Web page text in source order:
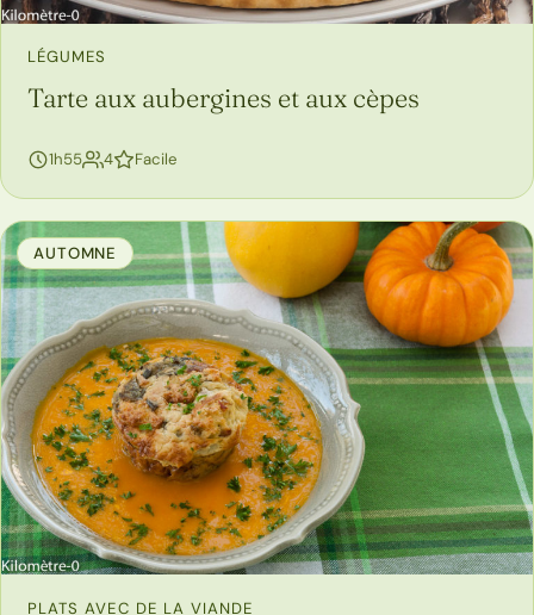
LÉGUMES
Tarte aux aubergines et aux cèpes
1h55 4personnes
Facile
AUTOMNE
PLATS AVEC DE LA VIANDE